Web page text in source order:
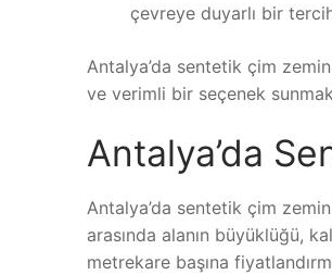
çevreye duyarlı bir
Antalya’da sentetik çim
ve verimli bir seçenek
Antalya’da
Antalya’da sentetik çim
arasında alanın büyüklüğü,
metrekare başına